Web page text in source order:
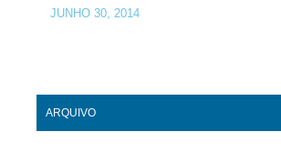
JUNHO 30, 2014
ARQUIVO